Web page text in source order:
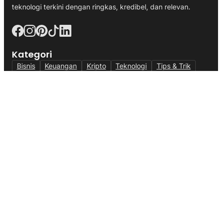
teknologi terkini dengan ringkas, kredibel, dan relevan.
Kategori
Bisnis Keuangan Kripto Teknologi Tips & Trik